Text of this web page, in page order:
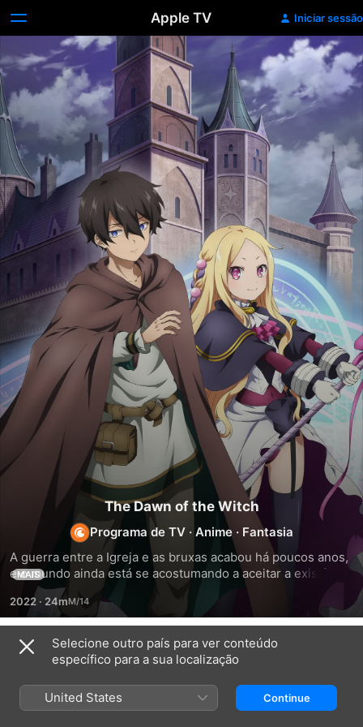
Apple TV Iniciar sessão
The Dawn of the Witch
Programa de TV · Anime · Fantasia
A guerra entre a Igreja e as bruxas acabou há poucos anos,
e o mundo ainda está se acostumando a aceitar a existência
da magia. Seville é uma estudante na academia de magia
que não se lembra de nada que aconteceu antes de sua
matrícula. Sem passado, seus dias na instituição parecem
vazios e sem sentido, e suas notas são as mais baixas da
turma. Certo dia, Seville é encarregado pelo reitor da...
MAIS
2022 · 24m
Temporada 1
Selecione outro país para ver conteúdo
específico para a sua localização
United States Continue